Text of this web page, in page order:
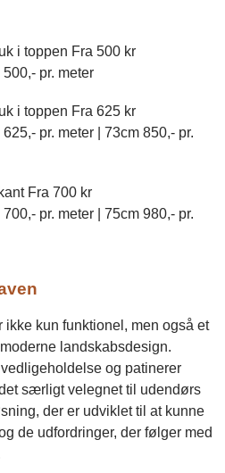
i toppen Fra 500 kr
pr. meter
i toppen Fra 625 kr
pr. meter | 73cm 850,- pr.
Fra 700 kr
pr. meter | 75cm 980,- pr.
ikke kun funktionel, men også et
landskabsdesign.
og patinerer
særligt velegnet til udendørs
der er udviklet til at kunne
de udfordringer, der følger med